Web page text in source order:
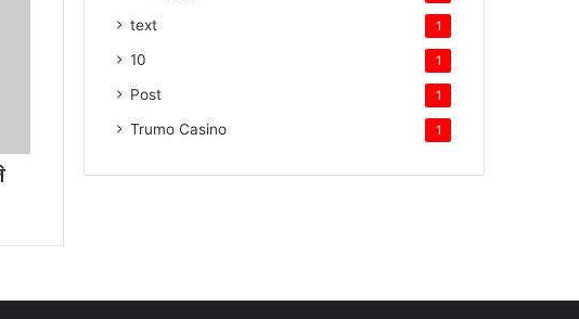
text 1
10 1
Post 1
Trumo Casino 1